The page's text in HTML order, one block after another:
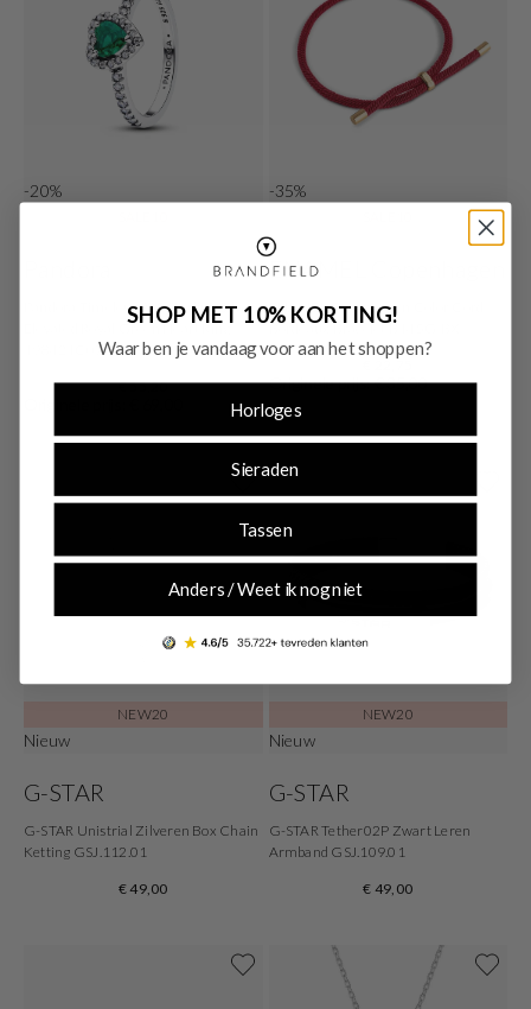
-20%
Pandora Timeless 925 Sterling Silver
Elevated Royal Green Heart Ring
198421C07-54
€ 55,20
-35%
ENAMEL Copenhagen
ENAMEL Copenhagen Color Cord
Bordeaux Bracelet B145G-BX
Originele prijs: € 35,00
NEW20
Nieuw
G-STAR
G-STAR Unistrial Zilveren Box Chain
Ketting GSJ.112.01
€ 49,00
NEW20
Nieuw
G-STAR
G-STAR Tether02P Zwart Leren
Armband GSJ.109.01
€ 49,00
SHOP MET 10% KORTING!
Waar ben je vandaag voor aan het shoppen?
Horloges
Sieraden
Tassen
Anders / Weet ik nog niet